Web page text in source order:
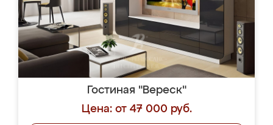
Гостиная "Вереск"
Цена: от 47 000 руб.